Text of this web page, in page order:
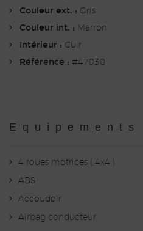
Couleur ext. : Gris
Couleur int. : Marron
Intérieur : Cuir
Référence : #47030
Equipements
4 roues motrices ( 4x4 )
ABS
Accoudoir
Airbag conducteur